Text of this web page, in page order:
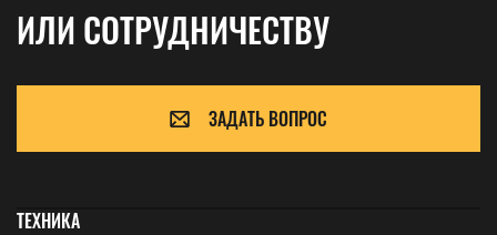
ИЛИ СОТРУДНИЧЕСТВУ
ЗАДАТЬ ВОПРОС
ТЕХНИКА